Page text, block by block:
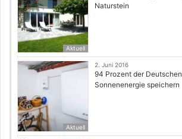
Aktuell
Naturstein
Aktuell
2. Juni 2016
94 Prozent der
Sonnenenergie speichern